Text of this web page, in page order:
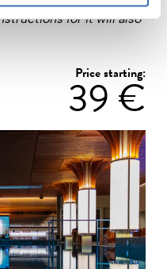
for it will also
Price starting:
39 €